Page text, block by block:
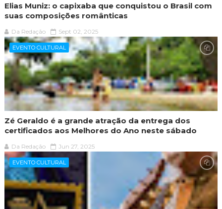
Elias Muniz: o capixaba que conquistou o Brasil com
suas composições românticas
Da Redação Sept 02, 2025
EVENTO CULTURAL
Zé Geraldo é a grande atração da entrega dos
certificados aos Melhores do Ano neste sábado
Da Redação Jun 27, 2025
EVENTO CULTURAL